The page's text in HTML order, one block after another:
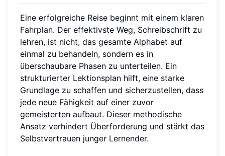
Eine erfolgreiche Reise beginnt mit einem klaren
Fahrplan. Der effektivste Weg, Schreibschrift zu
lehren, ist nicht, das gesamte Alphabet auf
einmal zu behandeln, sondern es in
überschaubare Phasen zu unterteilen. Ein
strukturierter Lektionsplan hilft, eine starke
Grundlage zu schaffen und sicherzustellen, dass
jede neue Fähigkeit auf einer zuvor
gemeisterten aufbaut. Dieser methodische
Ansatz verhindert Überforderung und stärkt das
Selbstvertrauen junger Lernender.